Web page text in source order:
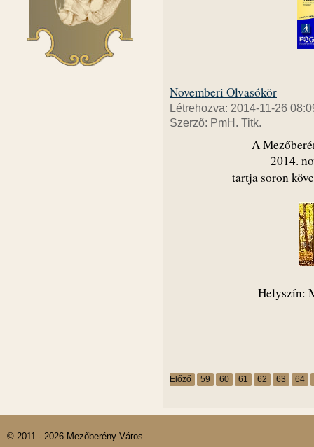
Novemberi Olvasókör
Létrehozva: 2014-11-26
Szerző: PmH. Titk.
A
2014.
tartja soron
Helyszín:
Előző 59 60 61 62 63 64
© 2011 - 2026 Mezőberény Város